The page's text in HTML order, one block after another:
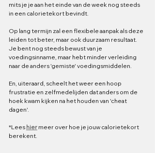
mits je je aan het einde van de week nog steeds
in een calorietekort bevindt.
Op lang termijn zal een flexibele aanpak als deze
leiden tot beter, maar ook duurzaam resultaat.
Je bent nog steeds bewust van je
voedingsinname, maar hebt minder verleiding
naar de anders 'gemiste' voedingsmiddelen.
En, uiteraard, scheelt het weer een hoop
frustratie en zelfmedelijden dat anders om de
hoek kwam kijken na het houden van 'cheat
dagen'.
*Lees hier meer over hoe je jouw calorietekort
berekent.